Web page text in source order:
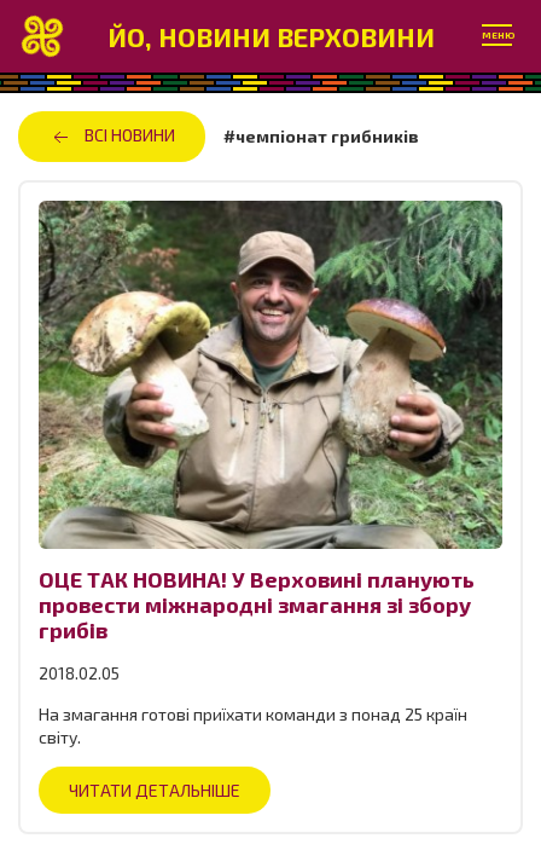
ЙО, НОВИНИ ВЕРХОВИНИ МЕНЮ
ВСІ НОВИНИ #чемпіонат грибників
ОЦЕ ТАК НОВИНА! У Верховині планують
провести міжнародні змагання зі збору
грибів
2018.02.05
На змагання готові приїхати команди з понад 25 країн
світу.
ЧИТАТИ ДЕТАЛЬНІШЕ